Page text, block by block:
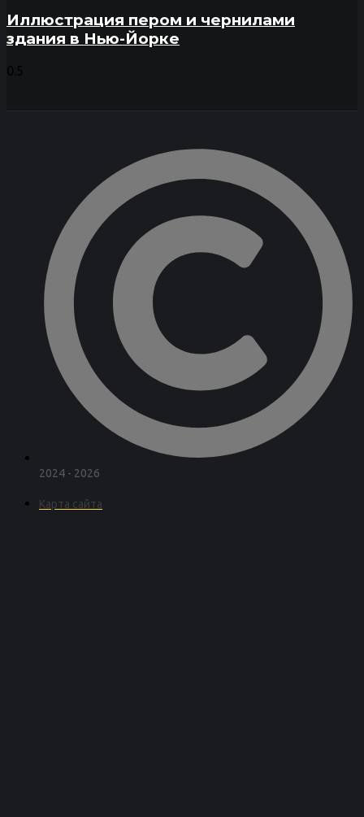
Иллюстрация пером и чернилами
здания в Нью-Йорке
2024 - 2026
Карта сайта